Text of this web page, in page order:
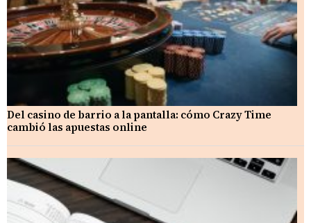
Del casino de barrio a la pantalla: cómo Crazy Time
cambió las apuestas online